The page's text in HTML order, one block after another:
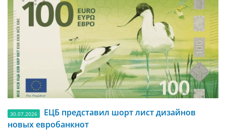
30.07.2026
ЕЦБ представил шорт лист дизайнов
новых евробанкнот